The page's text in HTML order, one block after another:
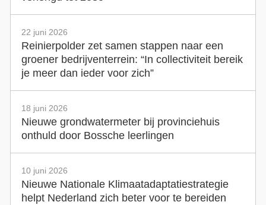
22 juni 2026
Reinierpolder zet samen stappen naar een
groener bedrijventerrein: “In collectiviteit bereik
je meer dan ieder voor zich”
18 juni 2026
Nieuwe grondwatermeter bij provinciehuis
onthuld door Bossche leerlingen
10 juni 2026
Nieuwe Nationale Klimaatadaptatiestrategie
helpt Nederland zich beter voor te bereiden